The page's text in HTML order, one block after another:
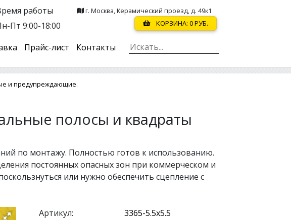
работы
Пт 9:00-18:00
г. Москва, Керамический проезд, д. 49к1
КОРЗИНА: 0РУБ.
Прайс-лист Контакты
и предупреждающие.
полосы и квадраты
по монтажу. Полностью готов к использованию.
постоянных опасных зон при коммерческом и
или нужно обеспечить сцепление с
Артикул: